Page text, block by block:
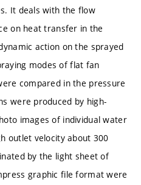
It deals with the flow
on heat transfer in the
action on the sprayed
modes of flat fan
compared in the pressure
were produced by high-
images of individual water
outlet velocity about 300
by the light sheet of
graphic file format were